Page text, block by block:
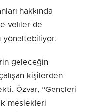
hakkında
veliler de
yöneltebiliyor.
geleceğin
kişilerden
Özvar, “Gençleri
meslekleri